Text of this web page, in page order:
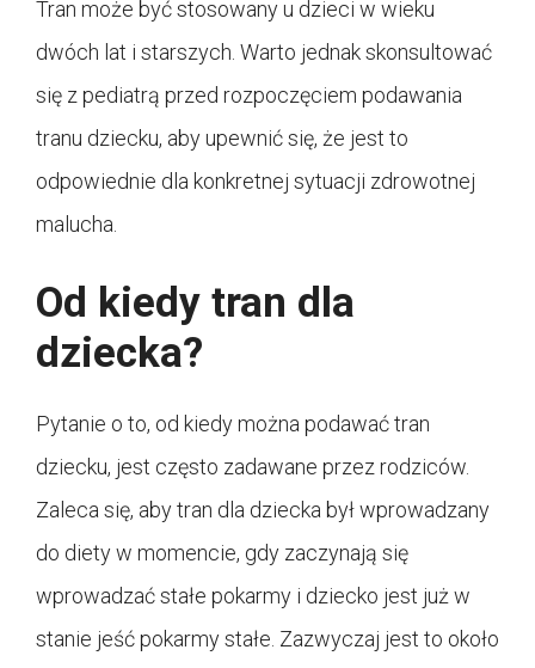
Tran może być stosowany u dzieci w wieku
dwóch lat i starszych. Warto jednak skonsultować
się z pediatrą przed rozpoczęciem podawania
tranu dziecku, aby upewnić się, że jest to
odpowiednie dla konkretnej sytuacji zdrowotnej
malucha.
Od kiedy tran dla
dziecka?
Pytanie o to, od kiedy można podawać tran
dziecku, jest często zadawane przez rodziców.
Zaleca się, aby tran dla dziecka był wprowadzany
do diety w momencie, gdy zaczynają się
wprowadzać stałe pokarmy i dziecko jest już w
stanie jeść pokarmy stałe. Zazwyczaj jest to około